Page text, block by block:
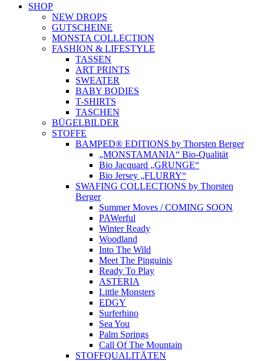
SHOP
NEW DROPS
GUTSCHEINE
MONSTA COLLECTION
FASHION & LIFESTYLE
TASSEN
ART PRINTS
SWEATER
BABY BODIES
T-SHIRTS
TASCHEN
BÜGELBILDER
STOFFE
BAMPED® EDITIONS by Thorsten Berger
„MONSTAMANIA“ Bio-Qualität
Bio Jacquard „GRUNGE“
Bio Jersey „FLURRY“
SWAFING COLLECTIONS by Thorsten
Berger
Summer Moves / COMING SOON
PAWerful
Winter Ready
Woodland
Into The Wild
Meet The Pinguinis
Ready To Play
ASTERIA
Little Monsters
EDGY
Surferhino
Sea You
Palm Springs
Call Of The Mountain
STOFFQUALITÄTEN